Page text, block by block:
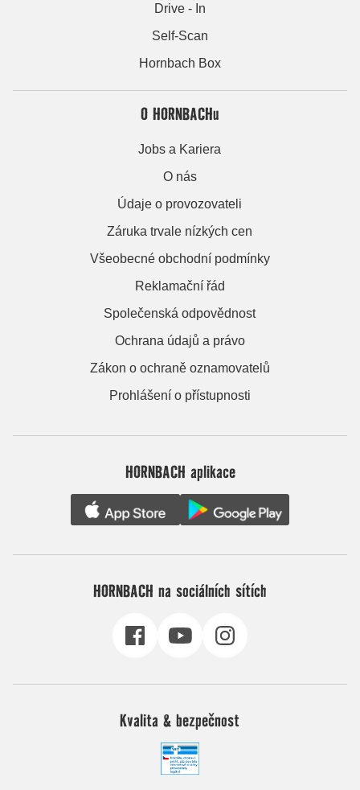
Drive - In
Self-Scan
Hornbach Box
O HORNBACHu
Jobs a Kariera
O nás
Údaje o provozovateli
Záruka trvale nízkých cen
Všeobecné obchodní podmínky
Reklamační řád
Společenská odpovědnost
Ochrana údajů a právo
Zákon o ochraně oznamovatelů
Prohlášení o přístupnosti
HORNBACH aplikace
HORNBACH na sociálních sítích
Kvalita & bezpečnost